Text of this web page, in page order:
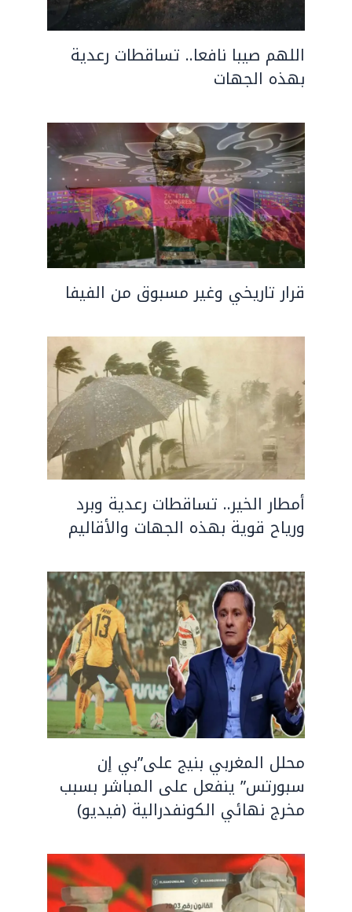
اللهم صيبا نافعا.. تساقطات رعدية
بهذه الجهات
قرار تاريخي وغير مسبوق من الفيفا
أمطار الخير.. تساقطات رعدية وبرد
ورياح قوية بهذه الجهات والأقاليم
محلل المغربي بنيج على”بي إن
سبورتس” ينفعل على المباشر بسبب
مخرج نهائي الكونفدرالية (فيديو)